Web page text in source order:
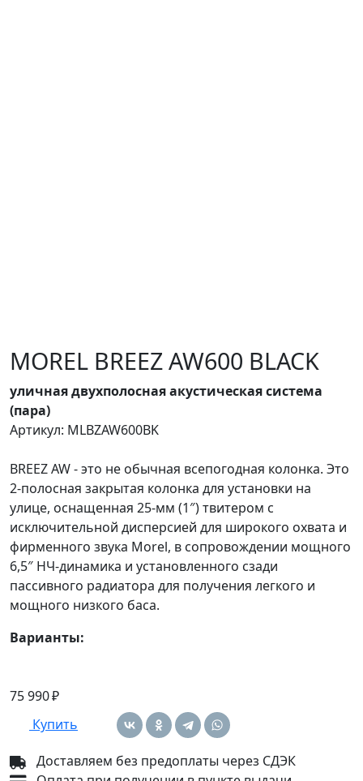
MOREL BREEZ AW600 BLACK
уличная двухполосная акустическая система
(пара)
Артикул: MLBZAW600BK
BREEZ AW - это не обычная всепогодная колонка. Это
2-полосная закрытая колонка для установки на
улице, оснащенная 25-мм (1″) твитером с
исключительной дисперсией для широкого охвата и
фирменного звука Morel, в сопровождении мощного
6,5″ НЧ-динамика и установленного сзади
пассивного радиатора для получения легкого и
мощного низкого баса.
Варианты:
75 990 ₽
Купить
Доставляем без предоплаты через СДЭК